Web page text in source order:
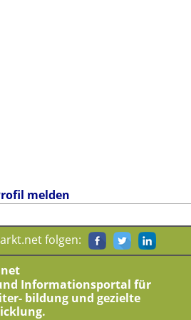
melden
folgen:
Informationsportal für
bildung und gezielte